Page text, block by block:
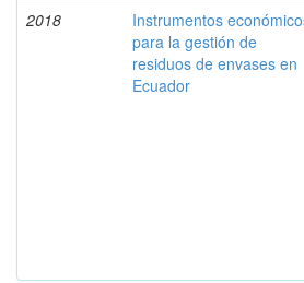
2018
Instrumentos
para la gestión de
residuos de envases en
Ecuador